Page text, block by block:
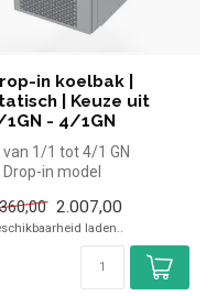
in koelbak |
| Keuze uit
- 4/1GN
1/1 tot 4/1 GN
in model
°C tot 8 °C2.007,00
laden..